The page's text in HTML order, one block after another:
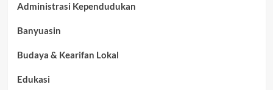
Administrasi Kependudukan
Banyuasin
Budaya & Kearifan Lokal
Edukasi